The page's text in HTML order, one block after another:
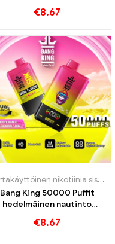
€8.67
,Kertakäyttöiset
Kertakäyttöinen nikotiinia sisältävä sähkötupakka
Bang King 50000 Puffit
hedelmäinen nautinto
vesimeloni -kuplakumilla
€8.67